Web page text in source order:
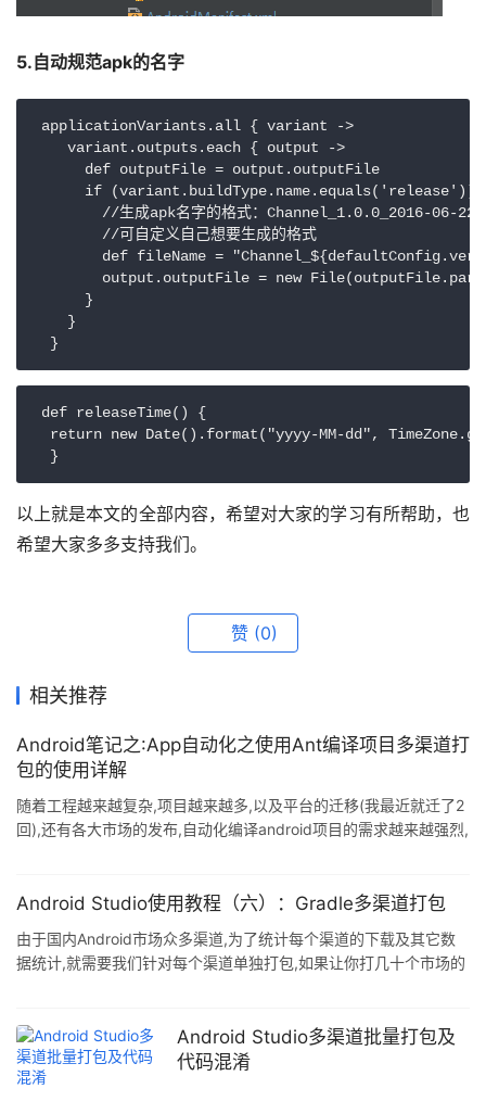
5.自动规范apk的名字
applicationVariants.all { variant ->
    variant.outputs.each { output ->
      def outputFile = output.outputFile
if (variant.buildType.name.equals('release'))
//生成apk名字的格式：Channel_1.0.0_2016-06-
        //可自定义自己想要生成的格式
def fileName =
output.outputFile = new
      }
    }
  }
def releaseTime() {
return new Date().format("yyyy-MM-dd",
  }
以上就是本文的全部内容，希望对大家的学习有所帮助，也
希望大家多多支持我们。
赞 (0)
相关推荐
Android笔记之:App自动化之使用Ant编译项目多渠道打
包的使用详解
随着工程越来越复杂,项目越来越多,以及平台的迁移(我最近就迁了2
回),还有各大市场的发布,自动化编译android项目的需求越来越强烈,
ant编译android项目,打包多渠道APK. 要点: (1). 编译android的
library) (4). 如
Android Studio使用教程（六）：Gradle多渠道打包
由于国内Android市场众多渠道,为了统计每个渠道的下载及其它数
据统计,就需要我们针对每个渠道单独打包,如果让你打几十个市场的
段: 复制代码 代码如下: <meta-data
android:name="UMENG_CHANNEL"
android:value="Channel_ID" /&g
Android Studio多渠道批量打包及
代码混淆